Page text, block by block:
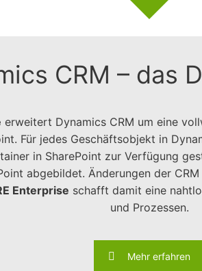
CRM – das
erweitert Dynamics CRM um eine
Für jedes Geschäftsobjekt in
in SharePoint zur Verfügung
abgebildet. Änderungen der
Enterprise schafft damit eine
und Prozessen.
Mehr erfahren